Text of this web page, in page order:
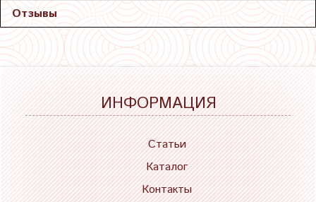
Отзывы
ИНФОРМАЦИЯ
Статьи
Каталог
Контакты